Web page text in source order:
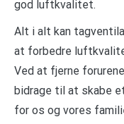
god luftkvalitet.
Alt i alt kan
at forbedre
Ved at fjerne
bidrage til at skabe
for os og vores